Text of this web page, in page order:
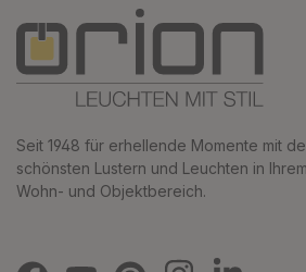
Seit 1948 für erhellende Momente mit
schönsten Lustern und Leuchten in Ihrem
Wohn- und Objektbereich.